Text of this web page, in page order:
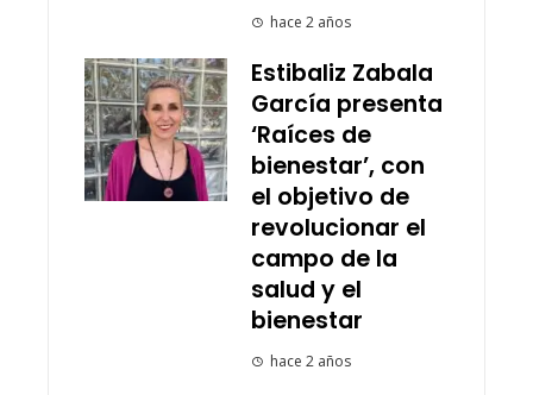
hace 2 años
Estibaliz Zabala
García presenta
‘Raíces de
bienestar’, con
el objetivo de
revolucionar el
campo de la
salud y el
bienestar
hace 2 años